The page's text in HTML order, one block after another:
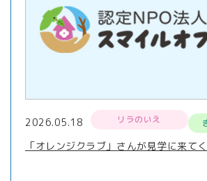
2026.05.18 リラのいえ
「オレンジクラブ」さんが見学に来て